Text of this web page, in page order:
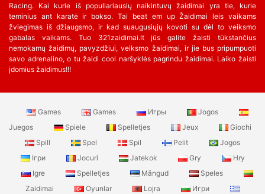
Racing. Kai kurie iš populiariausių naikintuvų žaidimai yra tie, kurie
teminius ant karatė ir bokso. Tai beat em up Žaidimai leis vaikams
žviegimas iš džiaugsmo, ir kad suaugusiųjų kovoti su dėl to veiksmo
gabalas vaikams. Tuo 321zaidimai.lt jūs galite žaisti tūkstančius
nemokamų žaidimų, pavyzdžiui, veiksmo žaidimai, ir jie bus pripumpuoti
savo adrenalino, o tu žaidi cool naršyklės pagrindu žaidimai. Laiko žaisti
įdomius žaidimus!!!
Games Games Игры
Jogos
Juegos
Spiele Spelletjes Jeux
Giochi
Spill
Spel Spil Pelit
Jogos
Ігри
Jocuri Jatekok Gry
Hry
Igre
Spelletjes Mängud
Speles
Zaidimai
Oyunlar Lojra
Игри